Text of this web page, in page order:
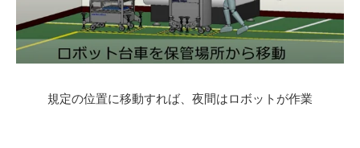
規定の位置に移動すれば、夜間はロボットが作業